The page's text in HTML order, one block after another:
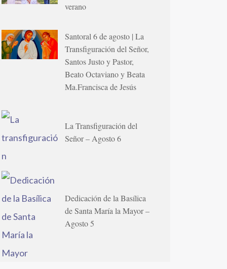
verano
Santoral 6 de agosto | La
Transfiguración del Señor,
Santos Justo y Pastor,
Beato Octaviano y Beata
Ma.Francisca de Jesús
La Transfiguración del
Señor – Agosto 6
Dedicación de la Basílica
de Santa María la Mayor –
Agosto 5